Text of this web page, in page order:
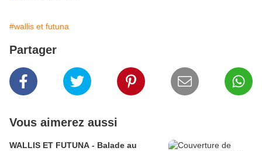
#wallis et futuna
Partager
Vous aimerez aussi
WALLIS ET FUTUNA - Balade au